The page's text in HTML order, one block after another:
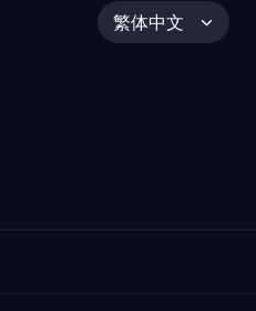
繁体中文